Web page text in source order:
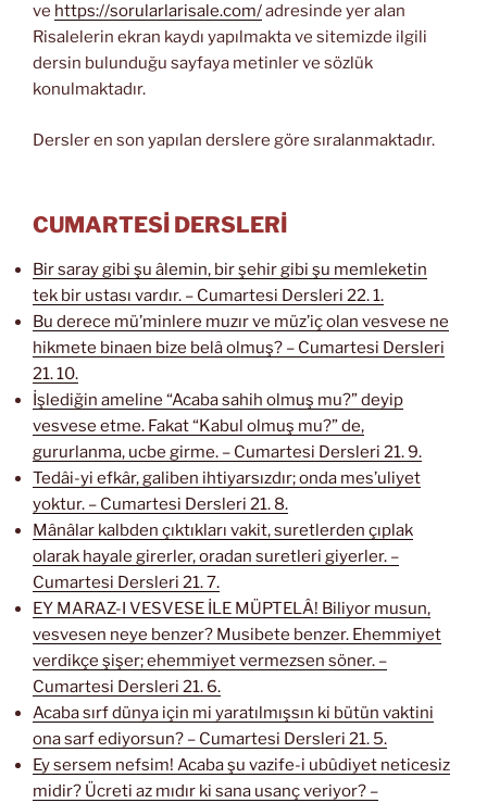
ve https://sorularlarisale.com/adresinde yer alan
Risalelerin ekran kaydı yapılmakta ve sitemizde ilgili
dersin bulunduğu sayfaya metinler ve sözlük
konulmaktadır.
Dersler en son yapılan derslere göre sıralanmaktadır.
CUMARTESİ DERSLERİ
Bir saray gibi şu âlemin, bir şehir gibi şu memleketin
tek bir ustası vardır. – Cumartesi Dersleri 22. 1.
Bu derece mü’minlere muzır ve müz’iç olan vesvese ne
hikmete binaen bize belâ olmuş? – Cumartesi Dersleri
21. 10.
İşlediğin ameline “Acaba sahih olmuş mu?” deyip
vesvese etme. Fakat “Kabul olmuş mu?” de,
gururlanma, ucbe girme. – Cumartesi Dersleri 21. 9.
Tedâi-yi efkâr, galiben ihtiyarsızdır; onda mes’uliyet
yoktur. – Cumartesi Dersleri 21. 8.
Mânâlar kalbden çıktıkları vakit, suretlerden çıplak
olarak hayale girerler, oradan suretleri giyerler. –
Cumartesi Dersleri 21. 7.
EY MARAZ-I VESVESE İLE MÜPTELÂ! Biliyor musun,
vesvesen neye benzer? Musibete benzer. Ehemmiyet
verdikçe şişer; ehemmiyet vermezsen söner. –
Cumartesi Dersleri 21. 6.
Acaba sırf dünya için mi yaratılmışsın ki bütün vaktini
ona sarf ediyorsun? – Cumartesi Dersleri 21. 5.
Ey sersem nefsim! Acaba şu vazife-i ubûdiyet neticesiz
midir? Ücreti az mıdır ki sana usanç veriyor? –